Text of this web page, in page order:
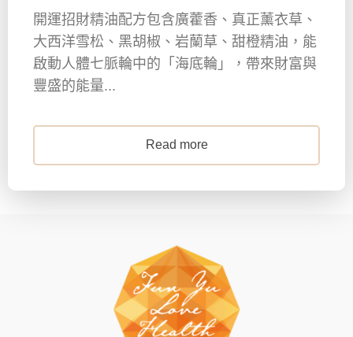
開運招財精油配方包含廣藿香、真正薰衣草、
大西洋雪松、黑胡椒、岩蘭草、甜橙精油，能
啟動人體七脈輪中的「海底輪」，帶來財富與
豐盛的能量...
Read more